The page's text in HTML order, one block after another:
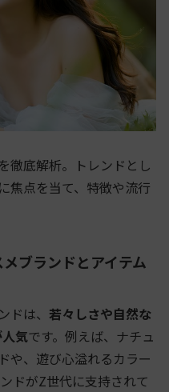
徹底解析。トレンドとし
焦点を当て、特徴や流行
ブランドとアイテム
は、 若々しさや自然な
気です。例えば、ナチュ
や、遊び心溢れるカラー
ドがZ世代に支持されて